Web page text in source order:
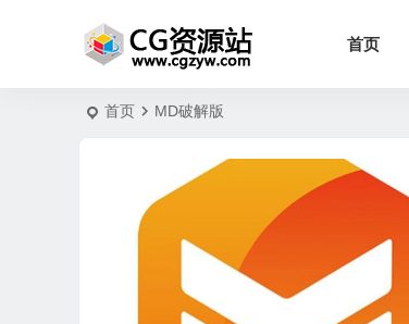
首页
首页 MD破解版